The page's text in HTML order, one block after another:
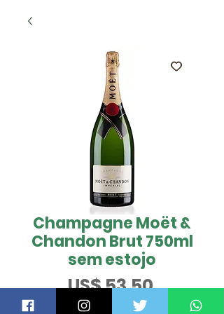
Champagne Moët &
Chandon Brut 750ml
sem estojo
US$ 53,50Preço